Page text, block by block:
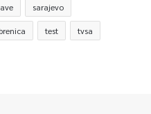
sarajevo
test tvsa